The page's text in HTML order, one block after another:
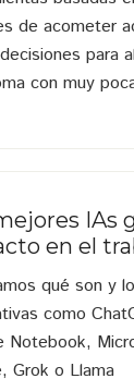
de acometer
para
con muy
IAs
en el
qué son y
como
Notebook,
Grok o Llama